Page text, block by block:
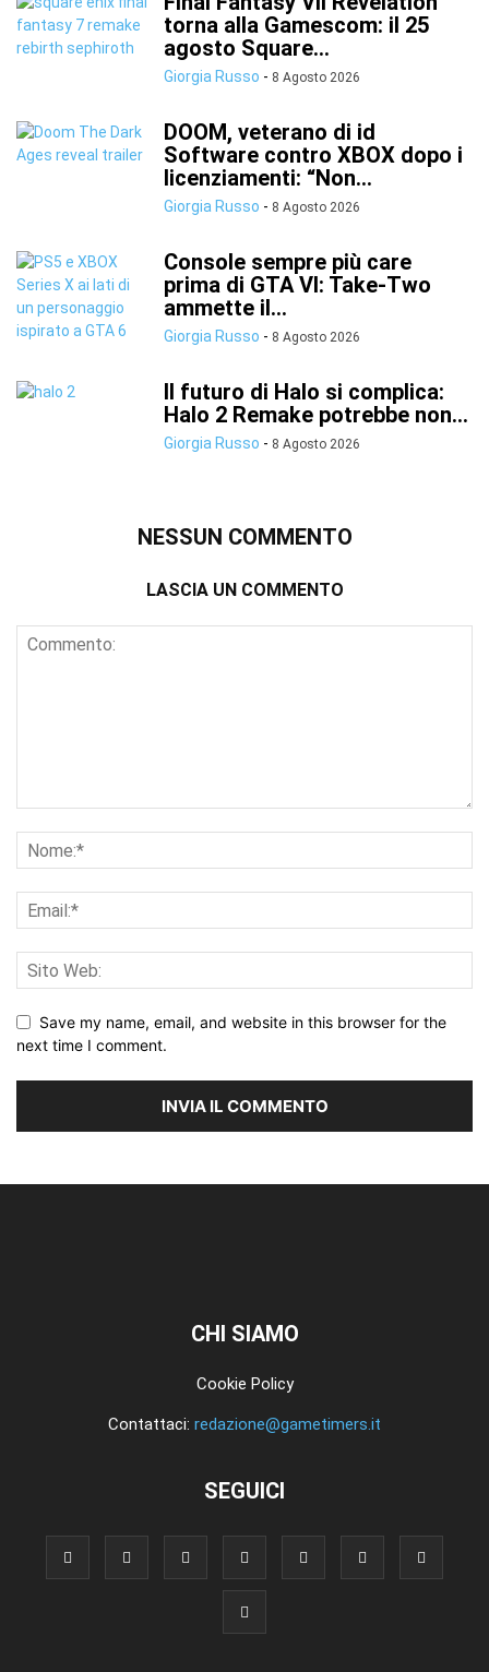
torna alla Gamescom: il 25
agosto Square...
Giorgia Russo - 8 Agosto 2026
DOOM, veterano di id
Software contro XBOX dopo i
licenziamenti: “Non...
Giorgia Russo - 8 Agosto 2026
Console sempre più care
prima di GTA VI: Take-Two
ammette il...
Giorgia Russo - 8 Agosto 2026
Il futuro di Halo si complica:
Halo 2 Remake potrebbe non...
Giorgia Russo - 8 Agosto 2026
NESSUN COMMENTO
LASCIA UN COMMENTO
Save my name, email, and website in this browser for the
next time I comment.
CHI SIAMO
Cookie Policy
Contattaci: redazione@gametimers.it
SEGUICI